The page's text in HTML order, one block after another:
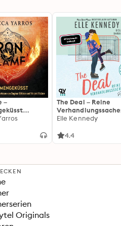
–
Reihe
des
The Deal – Reine
Off-Campus 1 |
Prickelnde College-
Elle Kennedy
4.4
Originals